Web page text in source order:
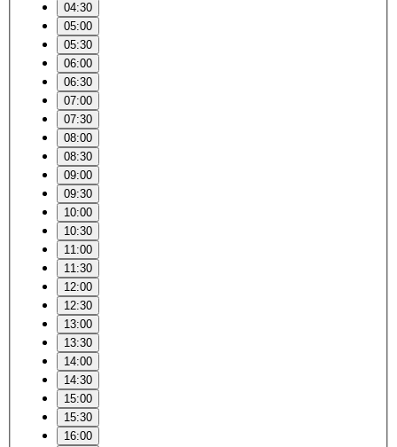
04:30
05:00
05:30
06:00
06:30
07:00
07:30
08:00
08:30
09:00
09:30
10:00
10:30
11:00
11:30
12:00
12:30
13:00
13:30
14:00
14:30
15:00
15:30
16:00